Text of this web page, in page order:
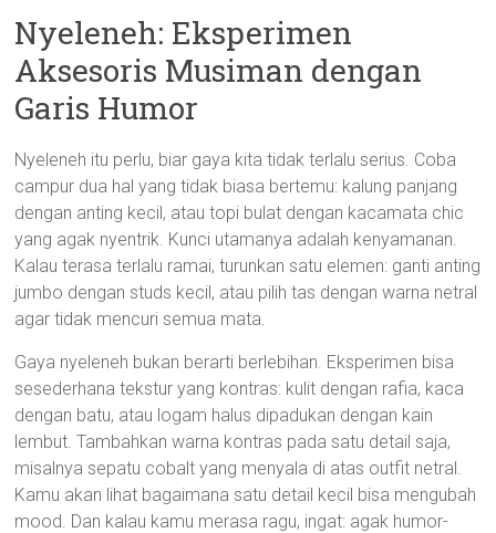
Nyeleneh: Eksperimen
Aksesoris Musiman dengan
Garis Humor
Nyeleneh itu perlu, biar gaya kita tidak terlalu serius. Coba
campur dua hal yang tidak biasa bertemu: kalung panjang
dengan anting kecil, atau topi bulat dengan kacamata chic
yang agak nyentrik. Kunci utamanya adalah kenyamanan.
Kalau terasa terlalu ramai, turunkan satu elemen: ganti anting
jumbo dengan studs kecil, atau pilih tas dengan warna netral
agar tidak mencuri semua mata.
Gaya nyeleneh bukan berarti berlebihan. Eksperimen bisa
sesederhana tekstur yang kontras: kulit dengan rafia, kaca
dengan batu, atau logam halus dipadukan dengan kain
lembut. Tambahkan warna kontras pada satu detail saja,
misalnya sepatu cobalt yang menyala di atas outfit netral.
Kamu akan lihat bagaimana satu detail kecil bisa mengubah
mood. Dan kalau kamu merasa ragu, ingat: agak humor-